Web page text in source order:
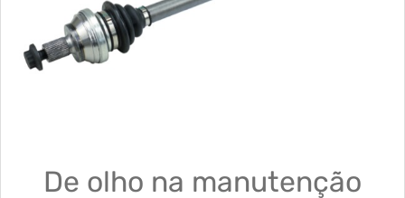
De olho na manutenção